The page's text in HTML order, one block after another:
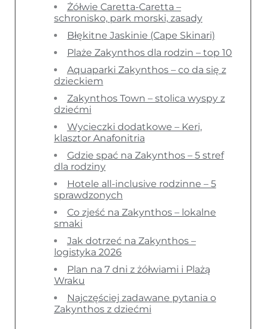
Żółwie Caretta-Caretta –
schronisko, park morski, zasady
Błękitne Jaskinie (Cape Skinari)
Plaże Zakynthos dla rodzin – top 10
Aquaparki Zakynthos – co da się z
dzieckiem
Zakynthos Town – stolica wyspy z
dziećmi
Wycieczki dodatkowe – Keri,
klasztor Anafonitria
Gdzie spać na Zakynthos – 5 stref
dla rodziny
Hotele all-inclusive rodzinne – 5
sprawdzonych
Co zjeść na Zakynthos – lokalne
smaki
Jak dotrzeć na Zakynthos –
logistyka 2026
Plan na 7 dni z żółwiami i Plażą
Wraku
Najczęściej zadawane pytania o
Zakynthos z dziećmi